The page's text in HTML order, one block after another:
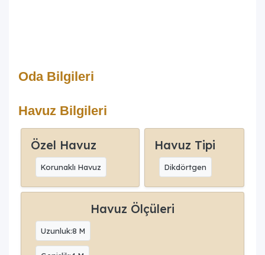
Oda Bilgileri
Havuz Bilgileri
Özel Havuz
Korunaklı Havuz
Havuz Tipi
Dikdörtgen
Havuz Ölçüleri
Uzunluk:8 M